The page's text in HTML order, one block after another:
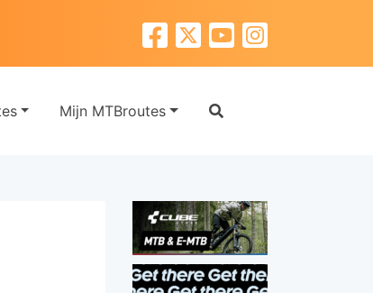
Mijn MTBroutes